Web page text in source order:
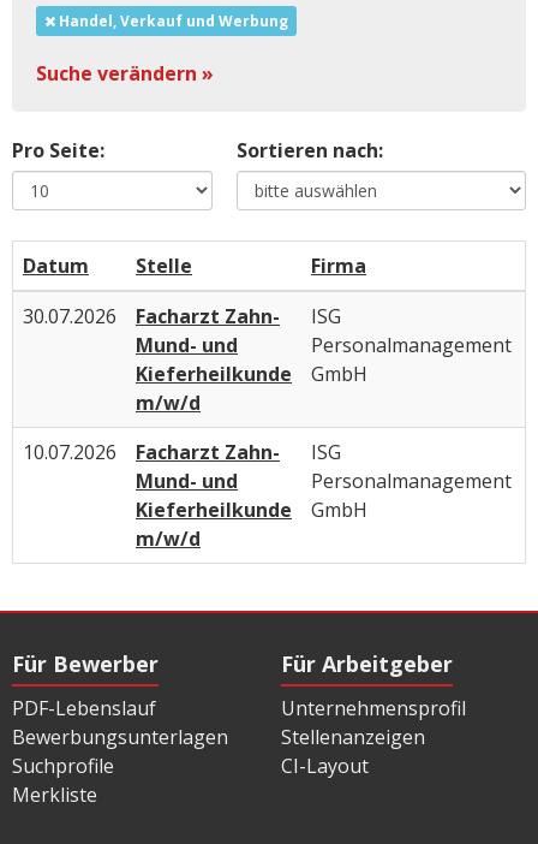
Handel, Verkauf und Werbung
Suche verändern »
Pro Seite: Sortieren nach:
Datum Stelle Firma
30.07.2026
Facharzt Zahn-
Mund- und
Kieferheilkunde
m/w/d
ISG
Personalmanagement
GmbH
10.07.2026
Facharzt Zahn-
Mund- und
Kieferheilkunde
m/w/d
ISG
Personalmanagement
GmbH
Für Bewerber
PDF-Lebenslauf
Bewerbungsunterlagen
Suchprofile
Merkliste
Für Arbeitgeber
Unternehmensprofil
Stellenanzeigen
CI-Layout